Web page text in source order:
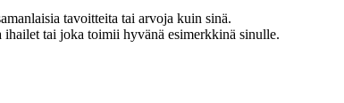
​​tavoitteita tai arvoja kuin sinä.
tai joka toimii hyvänä esimerkkinä sinulle.